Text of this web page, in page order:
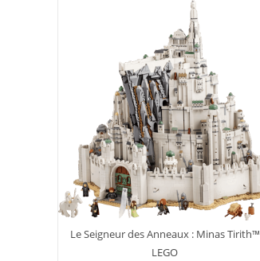
Le Seigneur des Anneaux : Minas Tirith™
LEGO